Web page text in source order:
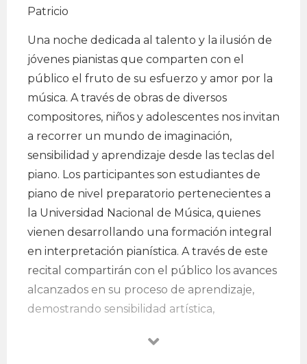
Patricio
Una noche dedicada al talento y la ilusión de
jóvenes pianistas que comparten con el
público el fruto de su esfuerzo y amor por la
música. A través de obras de diversos
compositores, niños y adolescentes nos invitan
a recorrer un mundo de imaginación,
sensibilidad y aprendizaje desde las teclas del
piano. Los participantes son estudiantes de
piano de nivel preparatorio pertenecientes a
la Universidad Nacional de Música, quienes
vienen desarrollando una formación integral
en interpretación pianística. A través de este
recital compartirán con el público los avances
alcanzados en su proceso de aprendizaje,
demostrando sensibilidad artística,